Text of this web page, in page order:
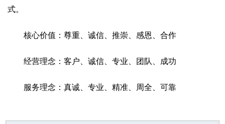
式。
核心价值：尊重、诚信、推崇、感恩、合作
经营理念：客户、诚信、专业、团队、成功
服务理念：真诚、专业、精准、周全、可靠